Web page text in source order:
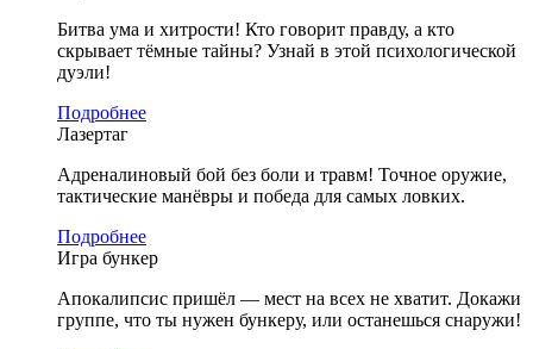
Битва ума и хитрости! Кто говорит правду, а кто
скрывает тёмные тайны? Узнай в этой психологической
дуэли!
Подробнее
Лазертаг
Адреналиновый бой без боли и травм! Точное оружие,
тактические манёвры и победа для самых ловких.
Подробнее
Игра бункер
Апокалипсис пришёл — мест на всех не хватит. Докажи
группе, что ты нужен бункеру, или останешься снаружи!